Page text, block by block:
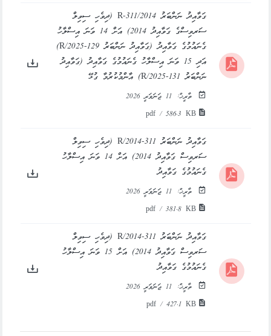
ގަވާއިދު ނަންބަރު 2014/R-311 (ދިވެހި ސިވިލް
ސަރވިސްގެ ގަވާއިދު 2014) އަށް 14 ވަނަ އިސްލާހު
ގެނައުމުގެ ގަވާއިދު (ގަވާއިދު ނަންބަރު 129-R/2025)
އަދި 15 ވަނަ އިސްލާހު ގެނައުމުގެ ގަވާއިދު (ގަވާއިދު
ނަންބަރު 131-R/2025) އާންމުކުރުމާ ގުޅޭ
ތާރީޚް:
11 ޖަނަވަރީ 2026
pdf / 586.3 KB
ގަވާއިދު ނަންބަރު 311-R/2014 (ދިވެހި ސިވިލް
ސަރވިސް ގަވާއިދު 2014) އަށް 14 ވަނަ އިސްލާހު
ގެނައުމުގެ ގަވާއިދު
ތާރީޚް:
11 ޖަނަވަރީ 2026
pdf / 381.8 KB
ގަވާއިދު ނަންބަރު 311-R/2014 (ދިވެހި ސިވިލް
ސަރވިސް ގަވާއިދު 2014) އަށް 15 ވަނަ އިސްލާހު
ގެނައުމުގެ ގަވާއިދު
ތާރީޚް:
11 ޖަނަވަރީ 2026
pdf / 427.1 KB